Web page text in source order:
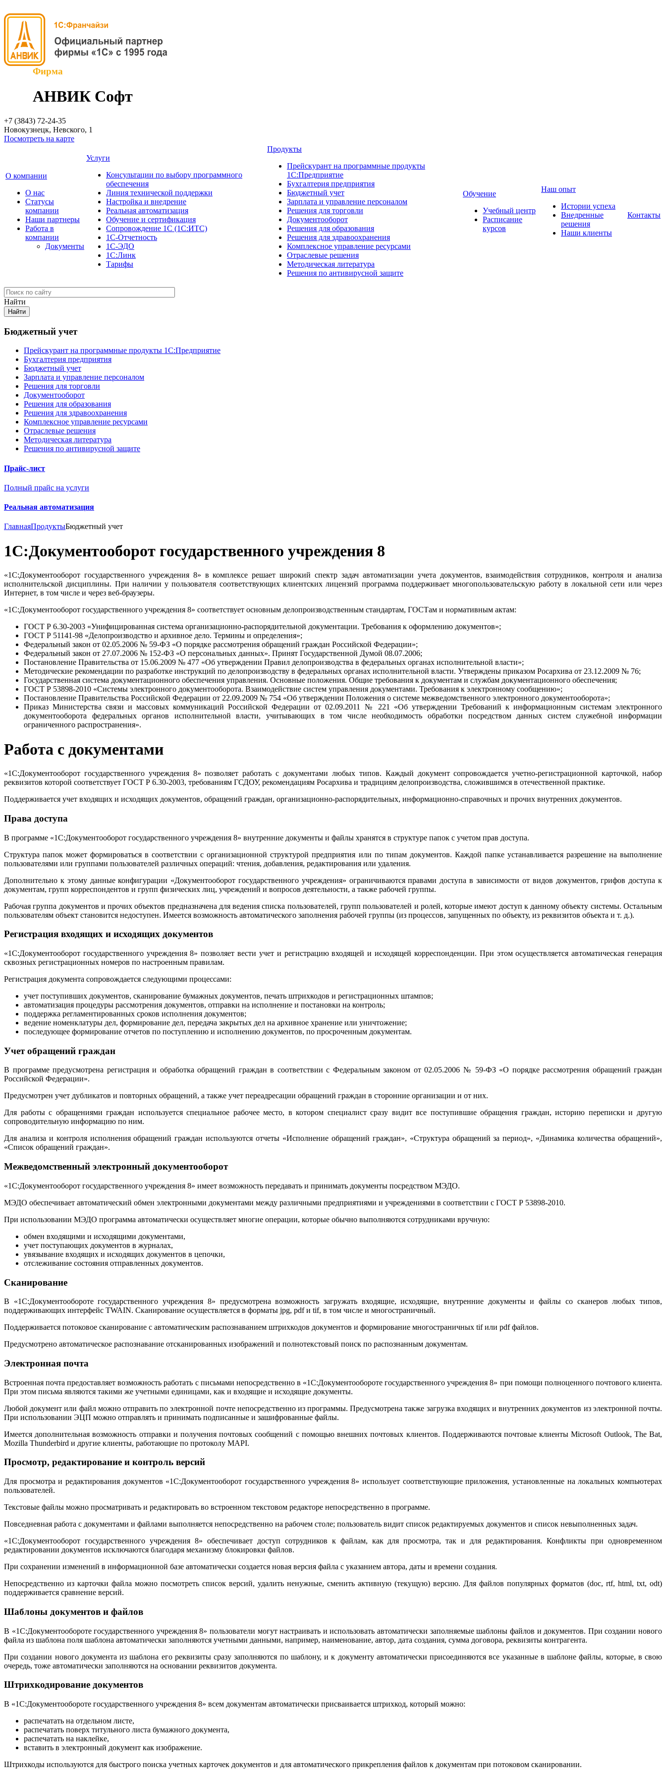
Фирма
АНВИК Софт
+7 (3843) 72-24-35
Новокузнецк, Невского, 1
Посмотреть на карте
О компании
О нас
Cтатусы
компании
Наши партнеры
Работа в
компании
Документы
Услуги
Консультации по выбору программного
обеспечения
Линия технической поддержки
Настройка и внедрение
Реальная автоматизация
Обучение и сертификация
Сопровождение 1С (1С:ИТС)
1С-Отчетность
1С-ЭДО
1С:Линк
Тарифы
Продукты
Прейскурант на программные продукты
1С:Предприятие
Бухгалтерия предприятия
Бюджетный учет
Зарплата и управление персоналом
Решения для торговли
Документооборот
Решения для образования
Решения для здравоохранения
Комплексное управление ресурсами
Отраслевые решения
Методическая литература
Решения по антивирусной защите
Обучение
Учебный центр
Расписание
курсов
Наш опыт
Истории успеха
Внедренные
решения
Наши клиенты
Контакты
Найти
Бюджетный учет
Прейскурант на программные продукты 1С:Предприятие
Бухгалтерия предприятия
Бюджетный учет
Зарплата и управление персоналом
Решения для торговли
Документооборот
Решения для образования
Решения для здравоохранения
Комплексное управление ресурсами
Отраслевые решения
Методическая литература
Решения по антивирусной защите
Прайс-лист
Полный прайс на услуги
Реальная автоматизация
ГлавнаяПродуктыБюджетный учет
1С:Документооборот государственного учреждения 8
«1С:Документооборот государственного учреждения 8» в комплексе решает широкий спектр задач автоматизации учета документов, взаимодействия сотрудников, контроля и анализа
исполнительской дисциплины. При наличии у пользователя соответствующих клиентских лицензий программа поддерживает многопользовательскую работу в локальной сети или через
Интернет, в том числе и через веб-браузеры.
«1С:Документооборот государственного учреждения 8» соответствует основным делопроизводственным стандартам, ГОСТам и нормативным актам:
ГОСТ Р 6.30-2003 «Унифицированная система организационно-распорядительной документации. Требования к оформлению документов»;
ГОСТ Р 51141-98 «Делопроизводство и архивное дело. Термины и определения»;
Федеральный закон от 02.05.2006 № 59-ФЗ «О порядке рассмотрения обращений граждан Российской Федерации»;
Федеральный закон от 27.07.2006 № 152-ФЗ «О персональных данных». Принят Государственной Думой 08.07.2006;
Постановление Правительства от 15.06.2009 № 477 «Об утверждении Правил делопроизводства в федеральных органах исполнительной власти»;
Методические рекомендации по разработке инструкций по делопроизводству в федеральных органах исполнительной власти. Утверждены приказом Росархива от 23.12.2009 № 76;
Государственная система документационного обеспечения управления. Основные положения. Общие требования к документам и службам документационного обеспечения;
ГОСТ Р 53898-2010 «Системы электронного документооборота. Взаимодействие систем управления документами. Требования к электронному сообщению»;
Постановление Правительства Российской Федерации от 22.09.2009 № 754 «Об утверждении Положения о системе межведомственного электронного документооборота»;
Приказ Министерства связи и массовых коммуникаций Российской Федерации от 02.09.2011 № 221 «Об утверждении Требований к информационным системам электронного
документооборота федеральных органов исполнительной власти, учитывающих в том числе необходимость обработки посредством данных систем служебной информации
ограниченного распространения».
Работа с документами
«1С:Документооборот государственного учреждения 8» позволяет работать с документами любых типов. Каждый документ сопровождается учетно-регистрационной карточкой, набор
реквизитов которой соответствует ГОСТ Р 6.30-2003, требованиям ГСДОУ, рекомендациям Росархива и традициям делопроизводства, сложившимся в отечественной практике.
Поддерживается учет входящих и исходящих документов, обращений граждан, организационно-распорядительных, информационно-справочных и прочих внутренних документов.
Права доступа
В программе «1С:Документооборот государственного учреждения 8» внутренние документы и файлы хранятся в структуре папок с учетом прав доступа.
Структура папок может формироваться в соответствии с организационной структурой предприятия или по типам документов. Каждой папке устанавливается разрешение на выполнение
пользователями или группами пользователей различных операций: чтения, добавления, редактирования или удаления.
Дополнительно к этому данные конфигурации «Документооборот государственного учреждения» ограничиваются правами доступа в зависимости от видов документов, грифов доступа к
документам, групп корреспондентов и групп физических лиц, учреждений и вопросов деятельности, а также рабочей группы.
Рабочая группа документов и прочих объектов предназначена для ведения списка пользователей, групп пользователей и ролей, которые имеют доступ к данному объекту системы. Остальным
пользователям объект становится недоступен. Имеется возможность автоматического заполнения рабочей группы (из процессов, запущенных по объекту, из реквизитов объекта и т. д.).
Регистрация входящих и исходящих документов
«1С:Документооборот государственного учреждения 8» позволяет вести учет и регистрацию входящей и исходящей корреспонденции. При этом осуществляется автоматическая генерация
сквозных регистрационных номеров по настроенным правилам.
Регистрация документа сопровождается следующими процессами:
учет поступивших документов, сканирование бумажных документов, печать штрихкодов и регистрационных штампов;
автоматизация процедуры рассмотрения документов, отправки на исполнение и постановки на контроль;
поддержка регламентированных сроков исполнения документов;
ведение номенклатуры дел, формирование дел, передача закрытых дел на архивное хранение или уничтожение;
последующее формирование отчетов по поступлению и исполнению документов, по просроченным документам.
Учет обращений граждан
В программе предусмотрена регистрация и обработка обращений граждан в соответствии с Федеральным законом от 02.05.2006 № 59-ФЗ «О порядке рассмотрения обращений граждан
Российской Федерации».
Предусмотрен учет дубликатов и повторных обращений, а также учет переадресации обращений граждан в сторонние организации и от них.
Для работы с обращениями граждан используется специальное рабочее место, в котором специалист сразу видит все поступившие обращения граждан, историю переписки и другую
сопроводительную информацию по ним.
Для анализа и контроля исполнения обращений граждан используются отчеты «Исполнение обращений граждан», «Структура обращений за период», «Динамика количества обращений»,
«Список обращений граждан».
Межведомственный электронный документооборот
«1С:Документооборот государственного учреждения 8» имеет возможность передавать и принимать документы посредством МЭДО.
МЭДО обеспечивает автоматический обмен электронными документами между различными предприятиями и учреждениями в соответствии с ГОСТ Р 53898-2010.
При использовании МЭДО программа автоматически осуществляет многие операции, которые обычно выполняются сотрудниками вручную:
обмен входящими и исходящими документами,
учет поступающих документов в журналах,
увязывание входящих и исходящих документов в цепочки,
отслеживание состояния отправленных документов.
Сканирование
В «1С:Документообороте государственного учреждения 8» предусмотрена возможность загружать входящие, исходящие, внутренние документы и файлы со сканеров любых типов,
поддерживающих интерфейс TWAIN. Сканирование осуществляется в форматы jpg, pdf и tif, в том числе и многостраничный.
Поддерживается потоковое сканирование с автоматическим распознаванием штрихкодов документов и формирование многостраничных tif или pdf файлов.
Предусмотрено автоматическое распознавание отсканированных изображений и полнотекстовый поиск по распознанным документам.
Электронная почта
Встроенная почта предоставляет возможность работать с письмами непосредственно в «1С:Документообороте государственного учреждения 8» при помощи полноценного почтового клиента.
При этом письма являются такими же учетными единицами, как и входящие и исходящие документы.
Любой документ или файл можно отправить по электронной почте непосредственно из программы. Предусмотрена также загрузка входящих и внутренних документов из электронной почты.
При использовании ЭЦП можно отправлять и принимать подписанные и зашифрованные файлы.
Имеется дополнительная возможность отправки и получения почтовых сообщений с помощью внешних почтовых клиентов. Поддерживаются почтовые клиенты Microsoft Outlook, The Bat,
Mozilla Thunderbird и другие клиенты, работающие по протоколу MAPI.
Просмотр, редактирование и контроль версий
Для просмотра и редактирования документов «1С:Документооборот государственного учреждения 8» использует соответствующие приложения, установленные на локальных компьютерах
пользователей.
Текстовые файлы можно просматривать и редактировать во встроенном текстовом редакторе непосредственно в программе.
Повседневная работа с документами и файлами выполняется непосредственно на рабочем столе; пользователь видит список редактируемых документов и список невыполненных задач.
«1С:Документооборот государственного учреждения 8» обеспечивает доступ сотрудников к файлам, как для просмотра, так и для редактирования. Конфликты при одновременном
редактировании документов исключаются благодаря механизму блокировки файлов.
При сохранении изменений в информационной базе автоматически создается новая версия файла с указанием автора, даты и времени создания.
Непосредственно из карточки файла можно посмотреть список версий, удалить ненужные, сменить активную (текущую) версию. Для файлов популярных форматов (doc, rtf, html, txt, odt)
поддерживается сравнение версий.
Шаблоны документов и файлов
В «1С:Документообороте государственного учреждения 8» пользователи могут настраивать и использовать автоматически заполняемые шаблоны файлов и документов. При создании нового
файла из шаблона поля шаблона автоматически заполняются учетными данными, например, наименование, автор, дата создания, сумма договора, реквизиты контрагента.
При создании нового документа из шаблона его реквизиты сразу заполняются по шаблону, и к документу автоматически присоединяются все указанные в шаблоне файлы, которые, в свою
очередь, тоже автоматически заполняются на основании реквизитов документа.
Штрихкодирование документов
В «1С:Документообороте государственного учреждения 8» всем документам автоматически присваивается штрихкод, который можно:
распечатать на отдельном листе,
распечатать поверх титульного листа бумажного документа,
распечатать на наклейке,
вставить в электронный документ как изображение.
Штрихкоды используются для быстрого поиска учетных карточек документов и для автоматического прикрепления файлов к документам при потоковом сканировании.